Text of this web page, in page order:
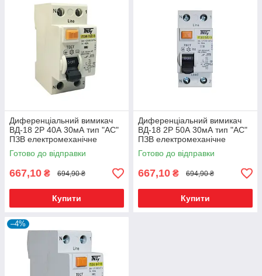
Диференціальний вимикач
ВД-18 2Р 40А 30мА тип "АС"
ПЗВ електромеханічне
Готово до відправки
667,10 ₴ 694,90 ₴
Купити
Диференціальний вимикач
ВД-18 2Р 50А 30мА тип "АС"
ПЗВ електромеханічне
Готово до відправки
667,10 ₴ 694,90 ₴
Купити
–4%